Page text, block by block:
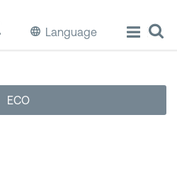
Language
ECO